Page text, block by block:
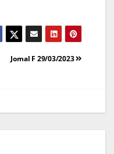
Jornal F 29/03/2023